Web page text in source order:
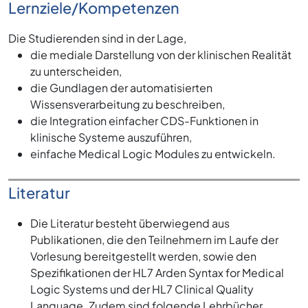
Lernziele/Kompetenzen
Die Studierenden sind in der Lage,
die mediale Darstellung von der klinischen Realität
zu unterscheiden,
die Gundlagen der automatisierten
Wissensverarbeitung zu beschreiben,
die Integration einfacher CDS-Funktionen in
klinische Systeme auszuführen,
einfache Medical Logic Modules zu entwickeln.
Literatur
Die Literatur besteht überwiegend aus
Publikationen, die den Teilnehmern im Laufe der
Vorlesung bereitgestellt werden, sowie den
Spezifikationen der HL7 Arden Syntax for Medical
Logic Systems und der HL7 Clinical Quality